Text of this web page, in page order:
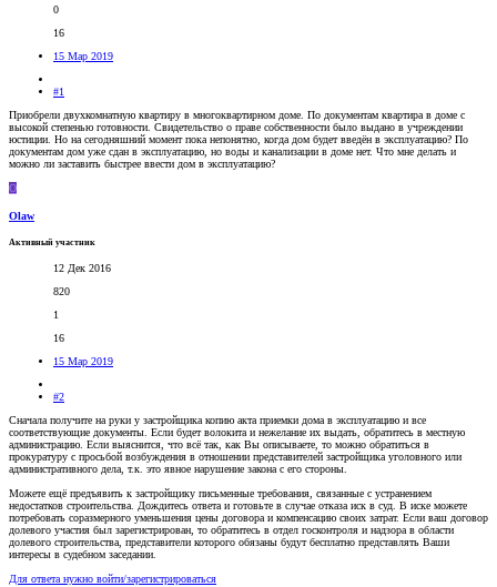
0
16
15 Мар 2019
#1
Приобрели двухкомнатную квартиру в многоквартирном доме. По документам квартира в доме с
высокой степенью готовности. Свидетельство о праве собственности было выдано в учреждении
юстиции. Но на сегодняшний момент пока непонятно, когда дом будет введён в эксплуатацию? По
документам дом уже сдан в эксплуатацию, но воды и канализации в доме нет. Что мне делать и
можно ли заставить быстрее ввести дом в эксплуатацию?
O
Olaw
Активный участник
12 Дек 2016
820
1
16
15 Мар 2019
#2
Сначала получите на руки у застройщика копию акта приемки дома в эксплуатацию и все
соответствующие документы. Если будет волокита и нежелание их выдать, обратитесь в местную
администрацию. Если выяснится, что всё так, как Вы описываете, то можно обратиться в
прокуратуру с просьбой возбуждения в отношении представителей застройщика уголовного или
административного дела, т.к. это явное нарушение закона с его стороны.
Можете ещё предъявить к застройщику письменные требования, связанные с устранением
недостатков строительства. Дождитесь ответа и готовьте в случае отказа иск в суд. В иске можете
потребовать соразмерного уменьшения цены договора и компенсацию своих затрат. Если ваш договор
долевого участия был зарегистрирован, то обратитесь в отдел госконтроля и надзора в области
долевого строительства, представители которого обязаны будут бесплатно представлять Ваши
интересы в судебном заседании.
Для ответа нужно войти/зарегистрироваться